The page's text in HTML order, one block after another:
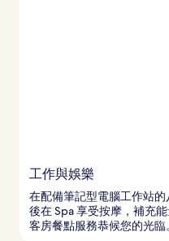
工作與娛樂
在配備筆記型電腦工作站
後在 Spa 享受按摩，補充
客房餐點服務恭候您的光臨。